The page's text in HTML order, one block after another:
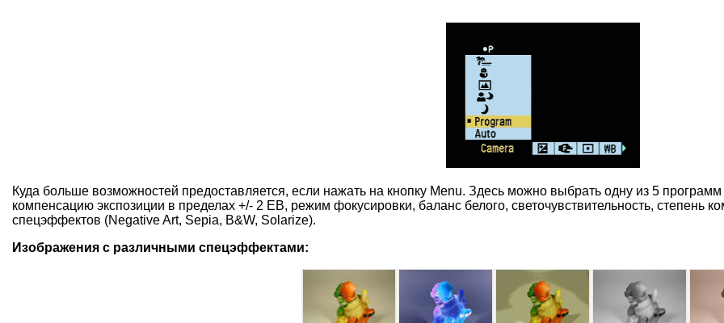
Куда больше возможностей предоставляется, если нажать на кнопку Menu. Здесь можно выбрать одну из 5
компенсацию экспозиции в пределах +/- 2 ЕВ, режим фокусировки, баланс белого, светочувствительность, степень
спецэффектов (Negative Art, Sepia, B&W, Solarize).
Изображения с различными спецэффектами: